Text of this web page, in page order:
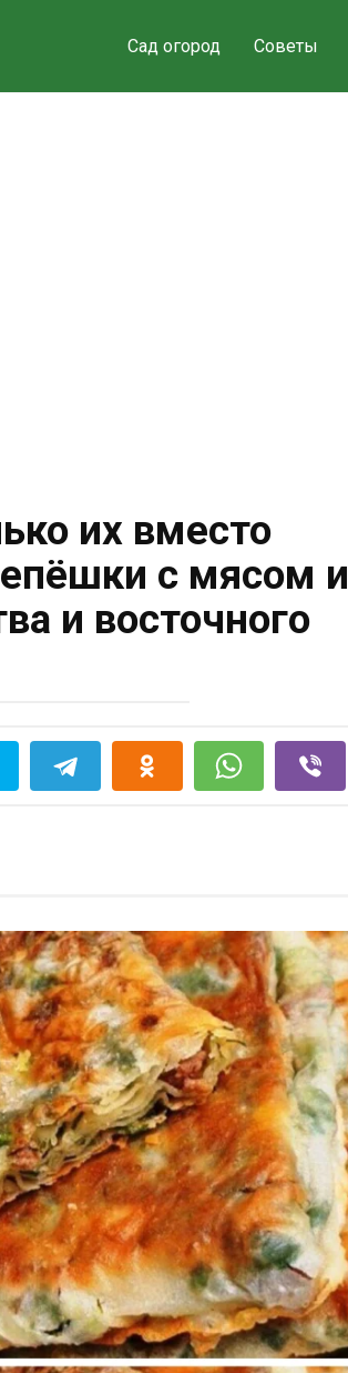
Сад огород Советы
их вместо
с мясом и
и восточного